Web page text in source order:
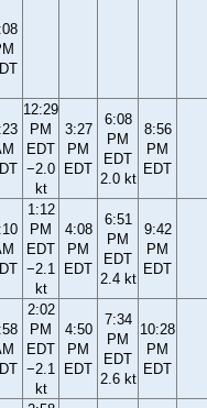
12:29
PM
EDT
−2.0
kt
3:27
PM
EDT
6:08
PM
EDT
2.0 kt
8:56
PM
EDT
1:12
PM
EDT
−2.1
kt
4:08
PM
EDT
6:51
PM
EDT
2.4 kt
9:42
PM
EDT
2:02
PM
EDT
−2.1
kt
4:50
PM
EDT
7:34
PM
EDT
2.6 kt
10:28
PM
EDT